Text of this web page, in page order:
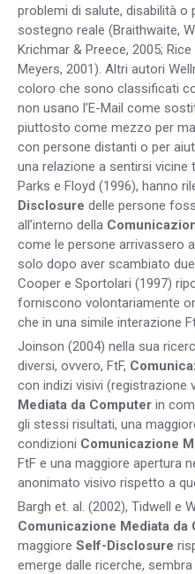
problemi di salute, disabilità o
sostegno reale (Braithwaite,
Krichmar & Preece, 2005;
Meyers, 2001). Altri autori
coloro che sono classificati
non usano l’E-Mail come
piuttosto come mezzo per
con persone distanti o per
una relazione a sentirsi vicine
Parks e Floyd (1996), hanno
Disclosure delle persone
all’interno della
come le persone arrivassero
solo dopo aver scambiato
Cooper e Sportolari (1997)
forniscono volontariamente
che in una simile interazione
Joinson (2004) nella sua
diversi, ovvero, FtF,
con indizi visivi (registrazione
Mediata da Computer in
gli stessi risultati, una
condizioni Comunicazione
FtF e una maggiore apertura
anonimato visivo rispetto a
Bargh et. al. (2002), Tidwell e
Comunicazione Mediata da
maggiore Self-Disclosure
emerge dalle ricerche,